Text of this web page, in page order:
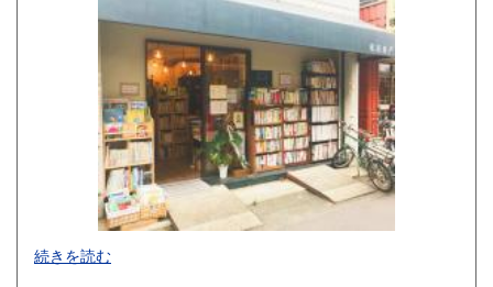
3,250円 長崎県
3,250円 大分県
3,250円 鹿児島県
4,030円
東京都小金井市にある店舗で古本、古書の買取や販売をして
おります。
続きを読む